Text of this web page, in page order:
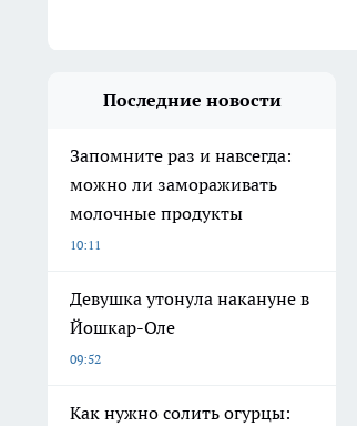
Последние новости
Запомните раз и навсегда:
можно ли замораживать
молочные продукты
10:11
Девушка утонула накануне в
Йошкар-Оле
09:52
Как нужно солить огурцы: